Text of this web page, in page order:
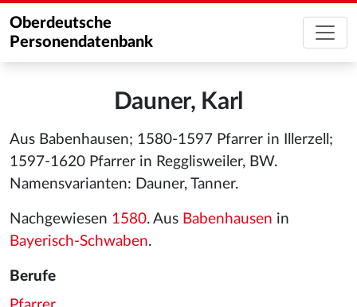
Oberdeutsche
Personendatenbank
Dauner, Karl
Aus Babenhausen; 1580-1597 Pfarrer in Illerzell;
1597-1620 Pfarrer in Regglisweiler, BW.
Namensvarianten: Dauner, Tanner.
Nachgewiesen 1580. Aus Babenhausen in
Bayerisch-Schwaben.
Berufe